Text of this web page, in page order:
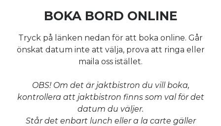
BOKA BORD ONLINE
Tryck på länken nedan för att boka online. Går
önskat datum inte att välja, prova att ringa eller
maila oss istället.
OBS! Om det är jaktbistron du vill boka,
kontrollera att jaktbistron finns som val för det
datum du väljer.
Står det enbart lunch eller a la carte gäller